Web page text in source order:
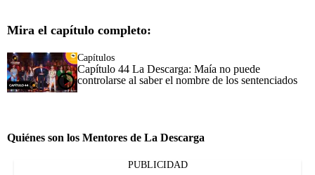
Mira el capítulo completo:
Capítulos
Capítulo 44 La Descarga: Maía no puede
controlarse al saber el nombre de los sentenciados
Quiénes son los Mentores de La Descarga
PUBLICIDAD